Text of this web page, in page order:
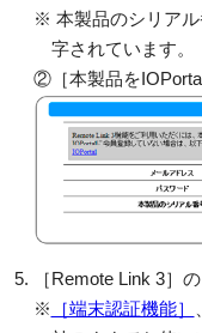
※ 本製品のシリア
字されています。
②［本製品を
［Remote Link 3］
※ ［端末認証機能］